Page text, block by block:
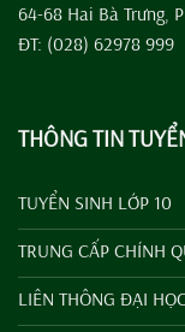
64-68 Hai Bà Trưng,
ĐT: (028) 62978 999
THÔNG TIN
TUYỂN SINH LỚP 10
TRUNG CẤP CHÍNH
LIÊN THÔNG ĐẠI